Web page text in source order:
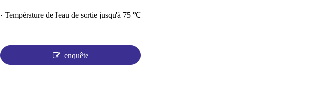
· Température de l'eau de sortie jusqu'à 75 ℃
enquête